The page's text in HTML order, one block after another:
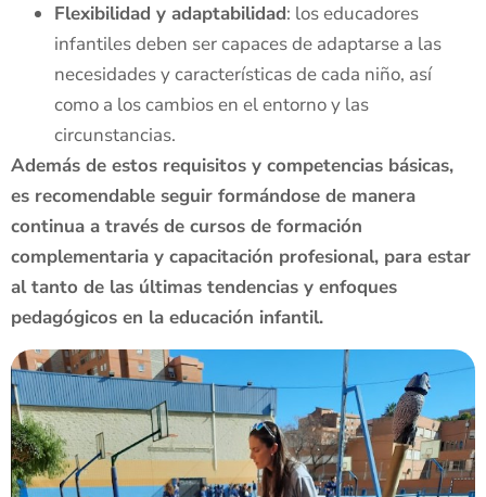
Flexibilidad y adaptabilidad: los educadores
infantiles deben ser capaces de adaptarse a las
necesidades y características de cada niño, así
como a los cambios en el entorno y las
circunstancias.
Además de estos requisitos y competencias básicas,
es recomendable seguir formándose de manera
continua a través de cursos de formación
complementaria y capacitación profesional, para estar
al tanto de las últimas tendencias y enfoques
pedagógicos en la educación infantil.